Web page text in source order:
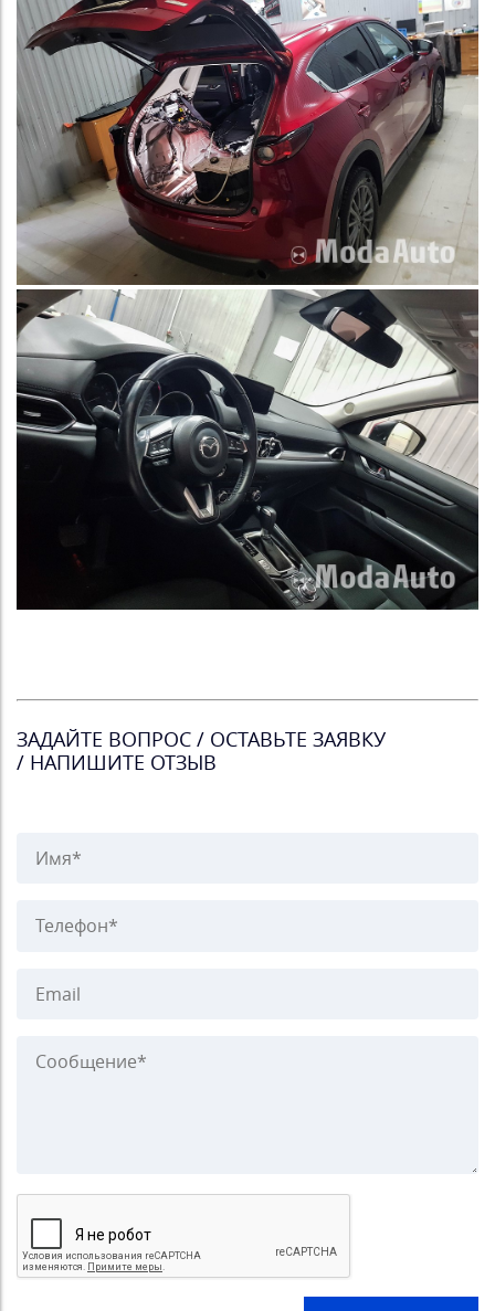
ЗАДАЙТЕ ВОПРОС / ОСТАВЬТЕ ЗАЯВКУ
/ НАПИШИТЕ ОТЗЫВ